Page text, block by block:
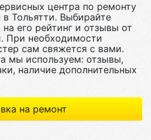
центра по ремонту
Тольятти. Выбирайте
его рейтинг и отзывы от
При необходимости
сам свяжется с вами.
мы используем: отзывы,
наличие дополнительных
на ремонт